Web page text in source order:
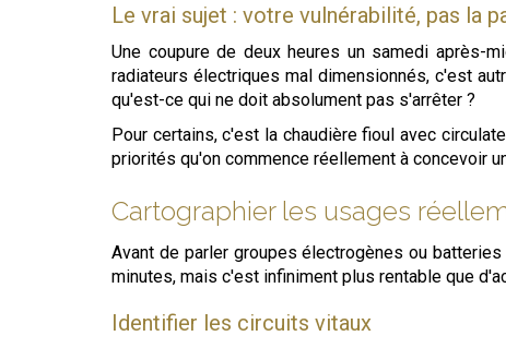
Le vrai sujet : votre vulnérabilité, pas la
Une coupure de deux heures un samedi après-
radiateurs électriques mal dimensionnés, c'est
qu'est-ce qui ne doit absolument pas s'arrêter ?
Pour certains, c'est la chaudière fioul avec
priorités qu'on commence réellement à concevoir
Cartographier les usages
Avant de parler groupes électrogènes ou
minutes, mais c'est infiniment plus rentable que
Identifier les circuits vitaux